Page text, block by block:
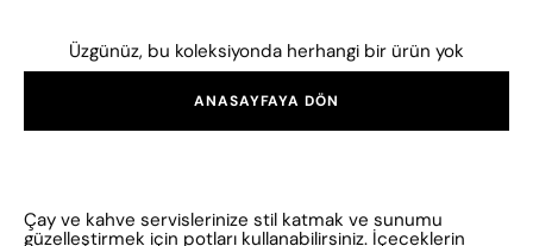
Üzgünüz, bu koleksiyonda herhangi bir ürün yok
ANASAYFAYA DÖN
Çay ve kahve servislerinize stil katmak ve sunumu
güzelleştirmek için potları kullanabilirsiniz. İçeceklerin